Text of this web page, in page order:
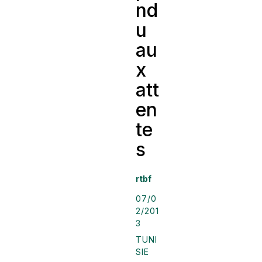
nd
u
au
x
att
en
te
s
rtbf
07/0
2/201
3
TUNI
SIE